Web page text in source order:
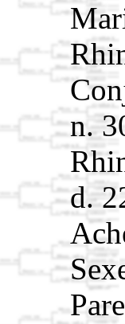
n.
d.